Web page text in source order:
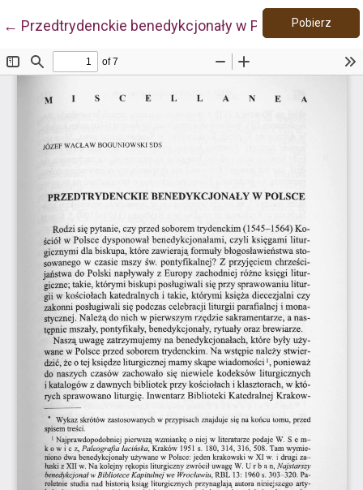
← Wróć do szczegółów artykułu
Przedtrydenckie benedykcjonały w PolscePobierz